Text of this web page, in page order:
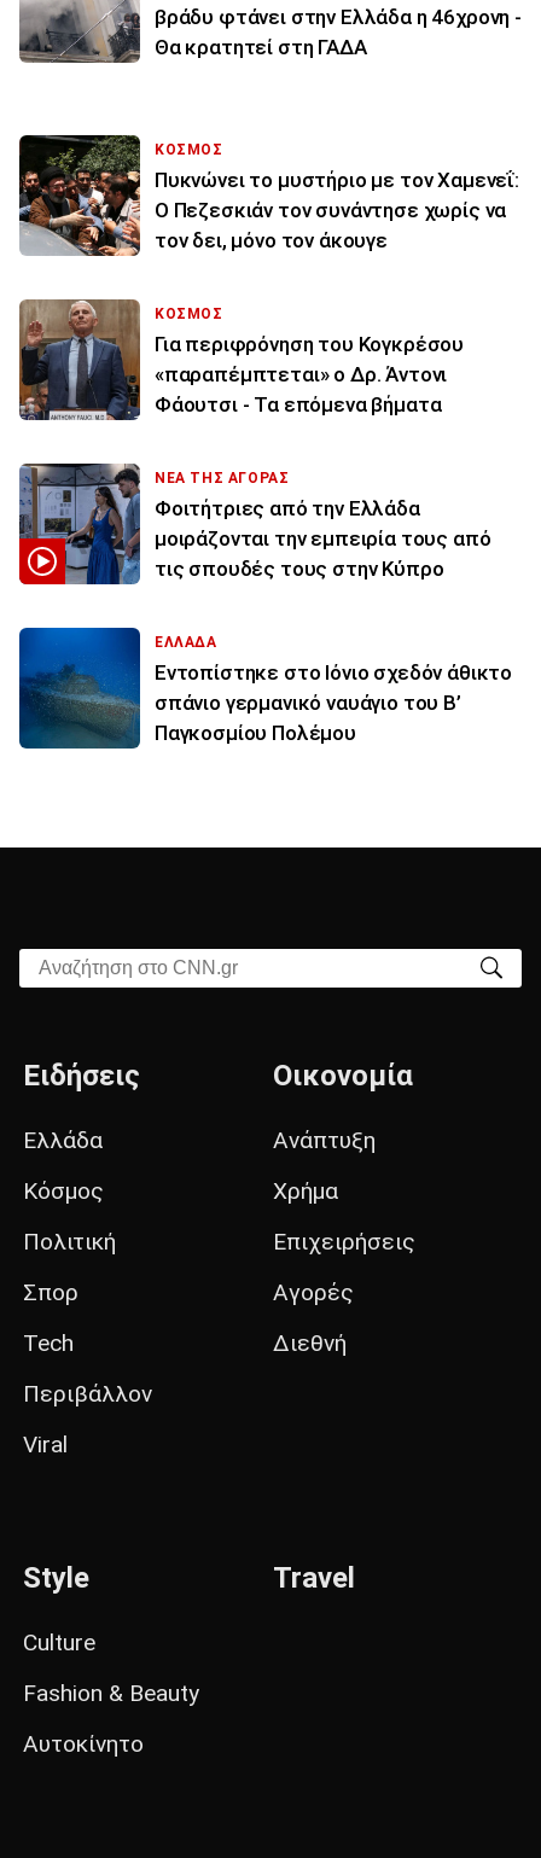
βράδυ φτάνει στην Ελλάδα η 46χρονη -
Θα κρατητεί στη ΓΑΔΑ
ΚΟΣΜΟΣ
Πυκνώνει το μυστήριο με τον Χαμενεΐ:
Ο Πεζεσκιάν τον συνάντησε χωρίς να
τον δει, μόνο τον άκουγε
ΚΟΣΜΟΣ
Για περιφρόνηση του Κογκρέσου
«παραπέμπτεται» ο Δρ. Άντονι
Φάουτσι - Τα επόμενα βήματα
ΝΕΑ ΤΗΣ ΑΓΟΡΑΣ
Φοιτήτριες από την Ελλάδα
μοιράζονται την εμπειρία τους από
τις σπουδές τους στην Κύπρο
ΕΛΛΑΔΑ
Εντοπίστηκε στο Ιόνιο σχεδόν άθικτο
σπάνιο γερμανικό ναυάγιο του Β’
Παγκοσμίου Πολέμου
Αναζήτηση στο CNN.gr
Ειδήσεις
Ελλάδα
Κόσμος
Πολιτική
Σπορ
Tech
Περιβάλλον
Viral
Οικονομία
Ανάπτυξη
Χρήμα
Επιχειρήσεις
Αγορές
Διεθνή
Style
Culture
Fashion & Beauty
Αυτοκίνητο
Travel